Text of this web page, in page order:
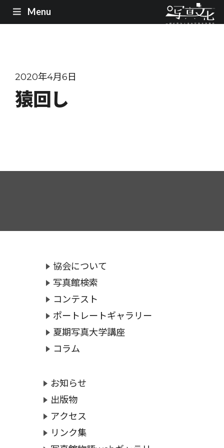
Menu
2020年4月6日
猿回し
協会について
写真館検索
コンテスト
ポートレートギャラリー
夏期写真大学講座
コラム
お知らせ
出版物
アクセス
リンク集